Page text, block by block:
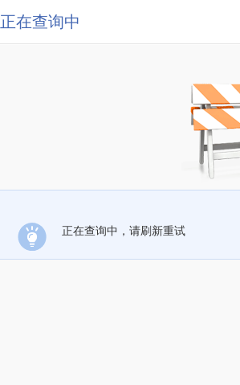
正在查询中
正在查询中，请刷新重试